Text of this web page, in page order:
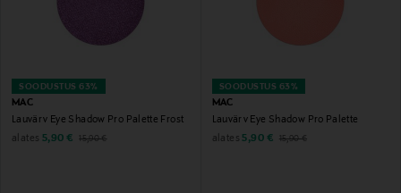
SOODUSTUS 63%
MAC
Lauvärv Eye Shadow Pro Palette Frost
alates Discounted Price
5,90 € Original Price
15,90 €
SOODUSTUS 63%
MAC
Lauvärv Eye Shadow Pro Palette
alates Discounted Price
5,90 € Original Price
15,90 €